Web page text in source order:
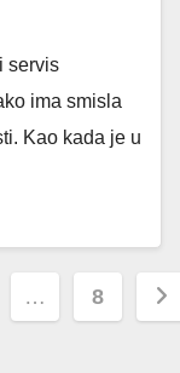
servis
ima smisla
Kao kada je u
… 8